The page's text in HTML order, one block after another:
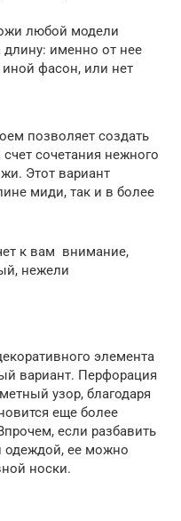
любой модели
длину: именно от нее
фасон, или нет
позволяет создать
сочетания нежного
Этот вариант
миди, так и в более
к вам внимание,
нежели
элемента
вариант. Перфорация
узор, благодаря
еще более
если разбавить
одеждой, ее можно
носки.